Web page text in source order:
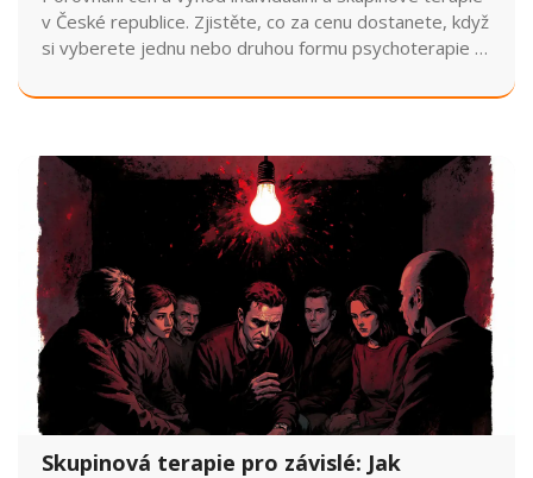
v České republice. Zjistěte, co za cenu dostanete, když
si vyberete jednu nebo druhou formu psychoterapie a
Skupinová terapie pro závislé: Jak